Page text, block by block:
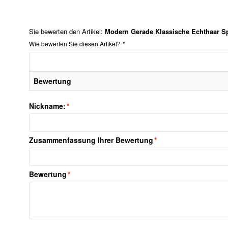
Sie bewerten den Artikel: Modern Gerade Klassische Echthaar
Wie bewerten Sie diesen Artikel? *
Bewertung
*
Nickname:
*
Zusammenfassung Ihrer Bewertung
*
Bewertung